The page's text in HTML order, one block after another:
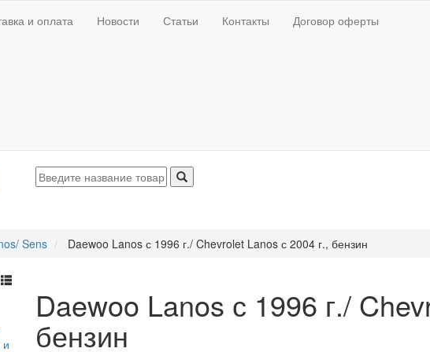
и оплата Новости Статьи Контакты Договор оферты
Sens Daewoo Lanos с 1996 г./ Chevrolet Lanos с 2004 г., бензин
и
Daewoo Lanos с 1996 г./
бензин